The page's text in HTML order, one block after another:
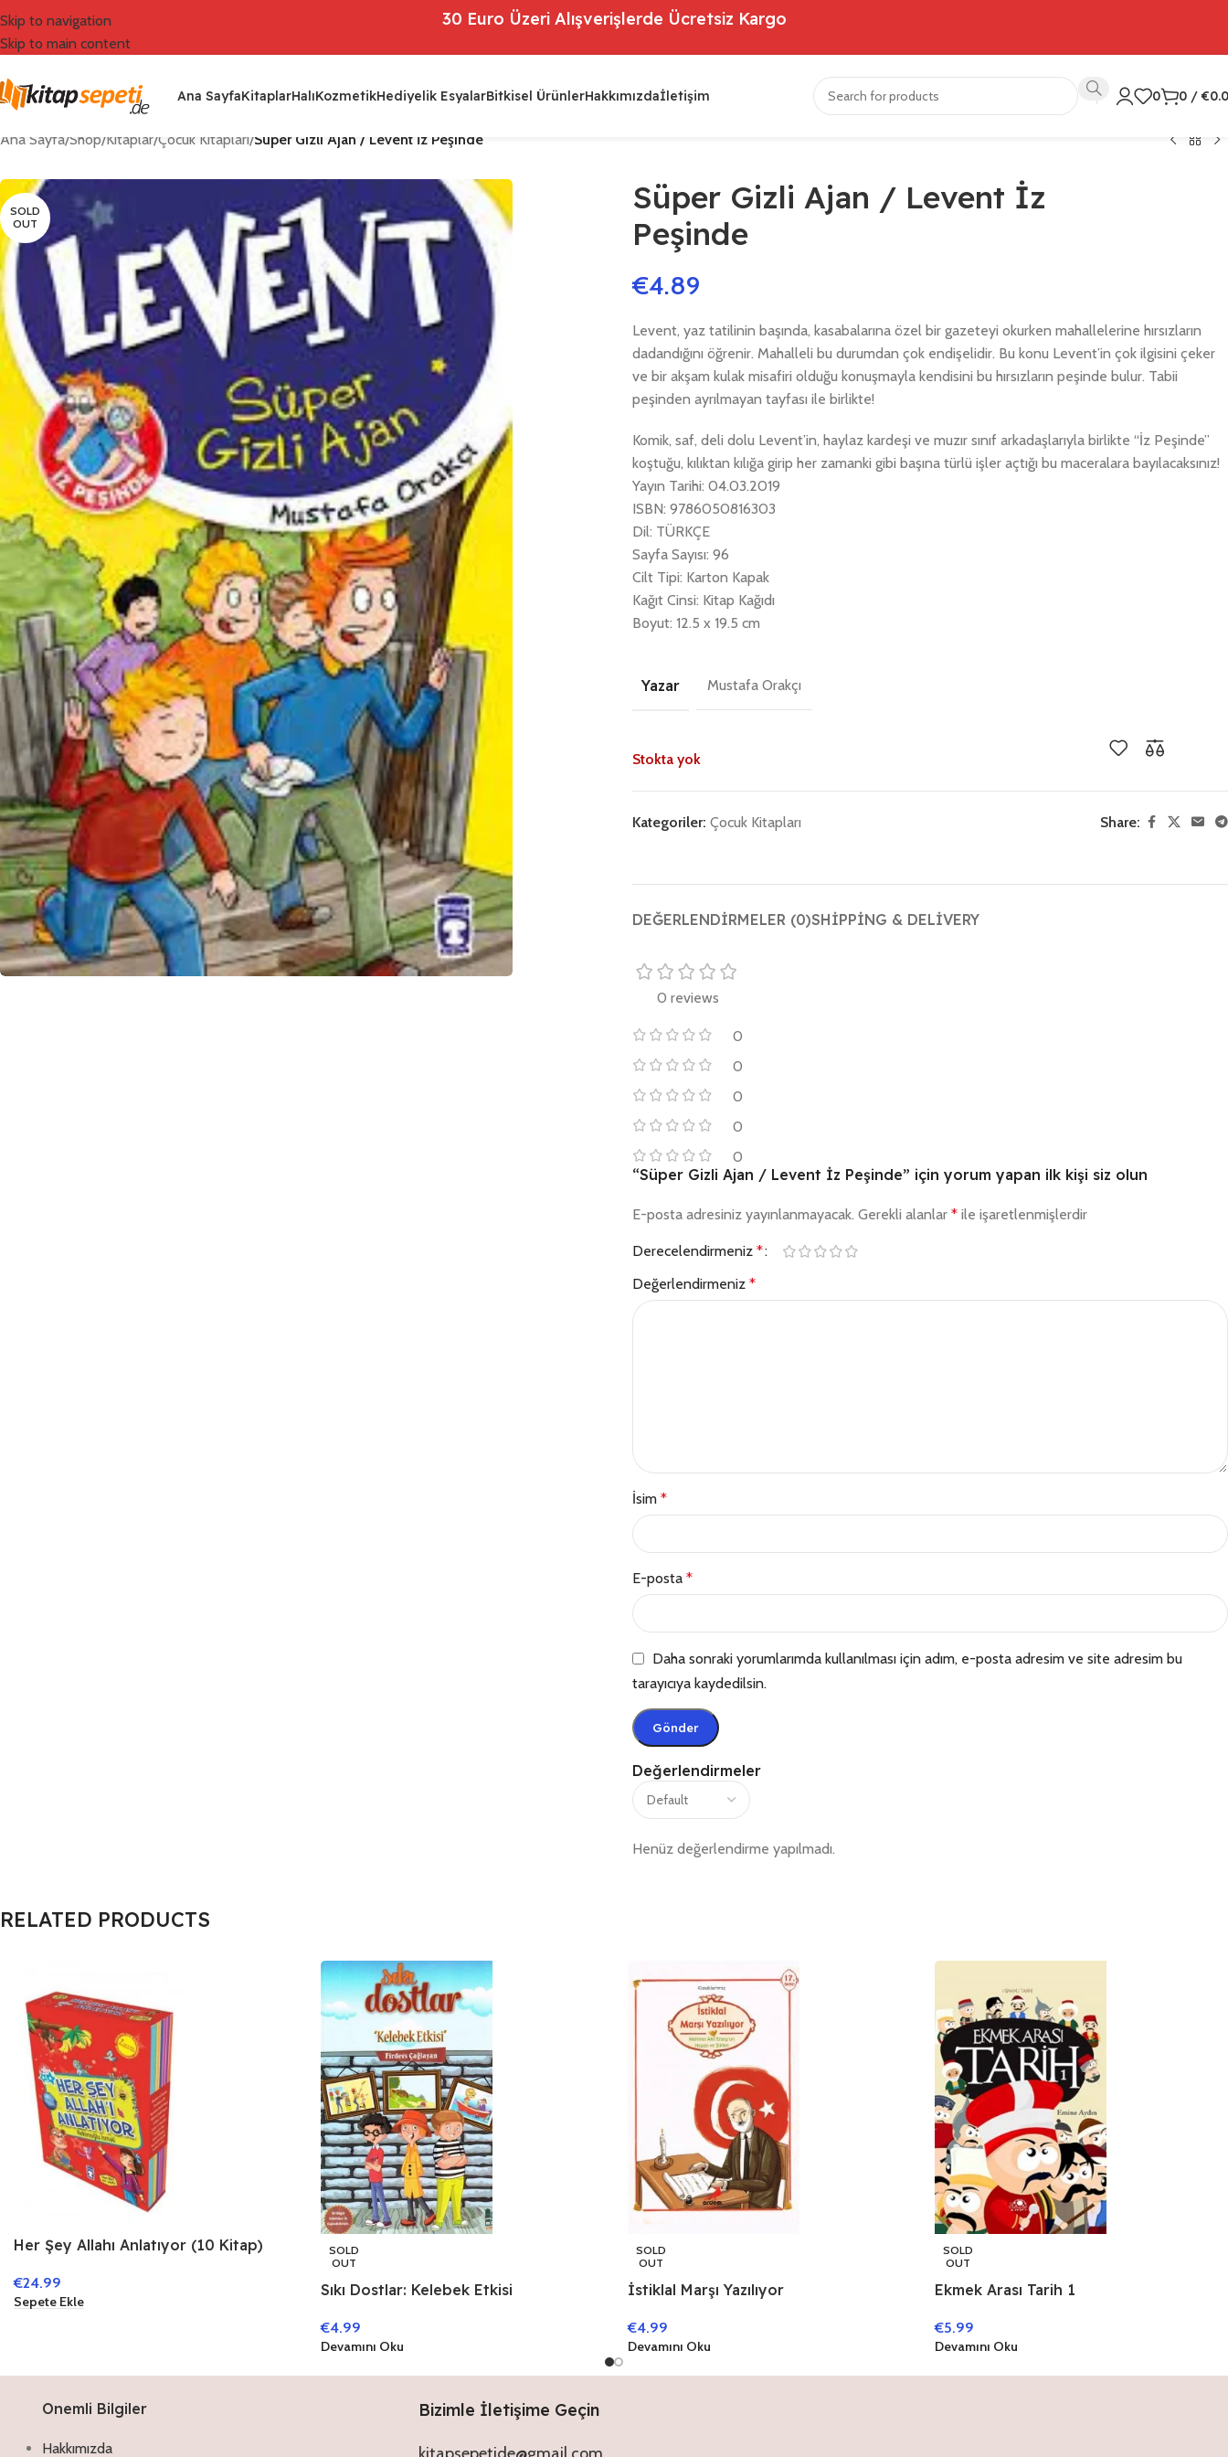
Skip to navigation
Skip to main content
30 Euro Üzeri Alışverişlerde Ücretsiz Kargo
Ana SayfaKitaplarHalıKozmetikHediyelik EsyalarBitkisel ÜrünlerHakkımızdaİletişim 0 0 / €
Ana Sayfa/Shop/Kitaplar/Çocuk Kitapları/Süper Gizli Ajan / Levent İz Peşinde
SOLD
OUT
Süper Gizli Ajan / Levent İz
Peşinde
€4.89
Levent, yaz tatilinin başında, kasabalarına özel bir gazeteyi okurken mahallelerine hırsızların
dadandığını öğrenir. Mahalleli bu durumdan çok endişelidir. Bu konu Levent’in çok ilgisini çeker
ve bir akşam kulak misafiri olduğu konuşmayla kendisini bu hırsızların peşinde bulur. Tabii
peşinden ayrılmayan tayfası ile birlikte!
Komik, saf, deli dolu Levent’in, haylaz kardeşi ve muzır sınıf arkadaşlarıyla birlikte “İz Peşinde”
koştuğu, kılıktan kılığa girip her zamanki gibi başına türlü işler açtığı bu maceralara bayılacaksınız!
Yayın Tarihi: 04.03.2019
ISBN: 9786050816303
Dil: TÜRKÇE
Sayfa Sayısı: 96
Cilt Tipi: Karton Kapak
Kağıt Cinsi: Kitap Kağıdı
Boyut: 12.5 x 19.5 cm
Yazar Mustafa Orakçı
Stokta yok
Kategoriler: Çocuk Kitapları Share:
DEĞERLENDIRMELER (0)SHIPPING & DELIVERY
0 reviews
0
0
0
0
0
Değerlendirmeler
Henüz değerlendirme yapılmadı.
“Süper Gizli Ajan / Levent İz Peşinde” için yorum yapan ilk kişi siz olun
E-posta adresiniz yayınlanmayacak. Gerekli alanlar * ile işaretlenmişlerdir
Derecelendirmeniz *
Değerlendirmeniz *
İsim *
E-posta *
Daha sonraki yorumlarımda kullanılması için adım, e-posta adresim ve site adresim bu
tarayıcıya kaydedilsin.
RELATED PRODUCTS
Her Şey Allahı Anlatıyor (10 Kitap)
€24.99
Sepete Ekle
SOLD
OUT
Sıkı Dostlar: Kelebek Etkisi
€4.99
Devamını Oku
SOLD
OUT
İstiklal Marşı Yazılıyor
€4.99
Devamını Oku
SOLD
OUT
Ekmek Arası Tarih 1
€5.99
Devamını Oku
Onemli Bilgiler
Hakkımızda
Bizimle İletişime Geçin